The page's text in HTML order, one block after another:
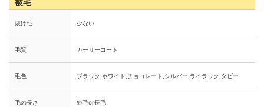
被毛
抜け毛 少ない
毛質 カーリーコート
毛色 ブラック,ホワイト,チョコレート,シルバー,ライラック,タビー
毛の長さ 短毛or長毛